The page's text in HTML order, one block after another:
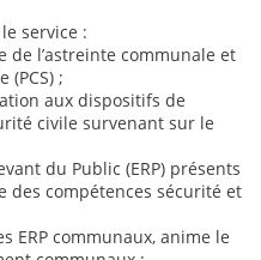
service :
l’astreinte communale et
(PCS) ;
aux dispositifs de
civile survenant sur le
du Public (ERP) présents
compétences sécurité et
ERP communaux, anime le